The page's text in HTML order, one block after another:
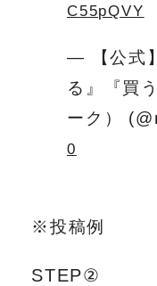
C55pQVY
— 【公式
る』『買
ーク）
0
※投稿例
STEP②